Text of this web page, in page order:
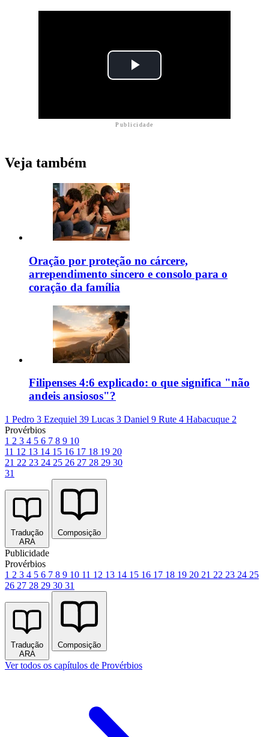
Publicidade
Veja também
Oração por proteção no cárcere,
arrependimento sincero e consolo para o
coração da família
Filipenses 4:6 explicado: o que significa "não
andeis ansiosos"?
1 Pedro 3 Ezequiel 39 Lucas 3 Daniel 9 Rute 4 Habacuque 2
Provérbios
1 2 3 4 5 6 7 8 9 10
11 12 13 14 15 16 17 18 19 20
21 22 23 24 25 26 27 28 29 30
31
Tradução
ARA
Composição
Publicidade
Provérbios
1 2 3 4 5 6 7 8 9 10 11 12 13 14 15 16 17 18 19 20 21 22 23 24 25
26 27 28 29 30 31
Tradução
ARA
Composição
Ver todos os capítulos de Provérbios